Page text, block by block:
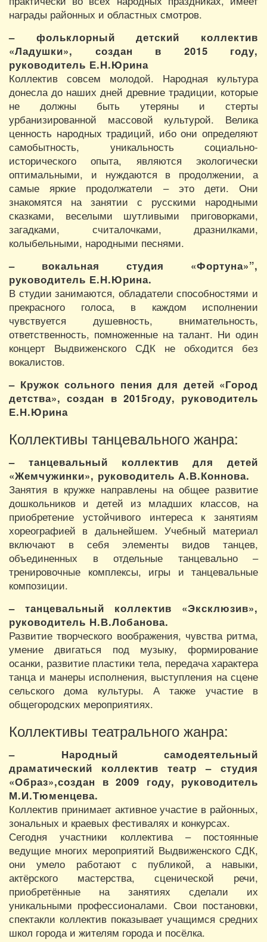
награды районных и областных смотров.
– фольклорный детский коллектив
«Ладушки», создан в 2015 году,
руководитель Е.Н.Юрина
Коллектив совсем молодой. Народная культура
донесла до наших дней древние традиции, которые
не должны быть утеряны и стерты
урбанизированной массовой культурой. Велика
ценность народных традиций, ибо они определяют
самобытность, уникальность социально-
исторического опыта, являются экологически
оптимальными, и нуждаются в продолжении, а
самые яркие продолжатели – это дети. Они
знакомятся на занятии с русскими народными
сказками, веселыми шутливыми приговорками,
загадками, считалочками, дразнилками,
колыбельными, народными песнями.
– вокальная студия «Фортуна»”,
руководитель Е.Н.Юрина.
В студии занимаются, обладатели способностями и
прекрасного голоса, в каждом исполнении
чувствуется душевность, внимательность,
ответственность, помноженные на талант. Ни один
концерт Выдвиженского СДК не обходится без
вокалистов.
– Кружок сольного пения для детей «Город
детства», создан в 2015году, руководитель
Е.Н.Юрина
Коллективы танцевального жанра:
– танцевальный коллектив для детей
«Жемчужинки», руководитель А.В.Коннова.
Занятия в кружке направлены на общее развитие
дошкольников и детей из младших классов, на
приобретение устойчивого интереса к занятиям
хореографией в дальнейшем. Учебный материал
включают в себя элементы видов танцев,
объединенных в отдельные танцевально –
тренировочные комплексы, игры и танцевальные
композиции.
– танцевальный коллектив «Эксклюзив»,
руководитель Н.В.Лобанова.
Развитие творческого воображения, чувства ритма,
умение двигаться под музыку, формирование
осанки, развитие пластики тела, передача характера
танца и манеры исполнения, выступления на сцене
сельского дома культуры. А также участие в
общегородских мероприятиях.
Коллективы театрального жанра:
– Народный самодеятельный
драматический коллектив театр – студия
«Образ»,создан в 2009 году, руководитель
М.И.Тюменцева.
Коллектив принимает активное участие в районных,
зональных и краевых фестивалях и конкурсах.
Сегодня участники коллектива – постоянные
ведущие многих мероприятий Выдвиженского СДК,
они умело работают с публикой, а навыки,
актёрского мастерства, сценической речи,
приобретённые на занятиях сделали их
уникальными профессионалами. Свои постановки,
спектакли коллектив показывает учащимся средних
школ города и жителям города и посёлка.